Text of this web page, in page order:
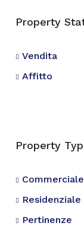
Property
Vendita
Affitto
Property
Commerciale
Residenziale
Pertinenze